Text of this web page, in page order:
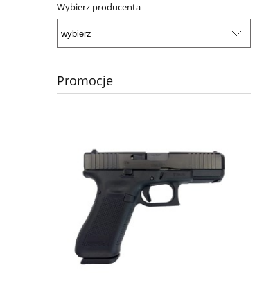
Wybierz producenta
Promocje